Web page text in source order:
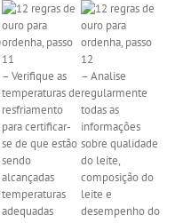
– Verifique as
temperaturas de
resfriamento
para certificar-
se de que estão
sendo
alcançadas
temperaturas
adequadas
– Analise
regularmente
todas as
informações
sobre qualidade
do leite,
composição do
leite e
desempenho do